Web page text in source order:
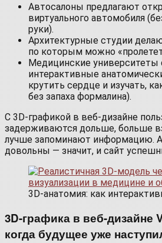
Автосалоны предлагают
виртуального автомобиля
руки).
Архитектурные студии
по которым можно
Медицинские университеты
интерактивные
крутить сердце и изучать,
без запаха формалина).
С 3D-графикой в веб-дизайне
задерживаются дольше, больше
лучше запоминают информацию. А
довольны — значит, и сайт
3D-анатомия: как
3D-графика в веб-дизайне
когда будущее уже